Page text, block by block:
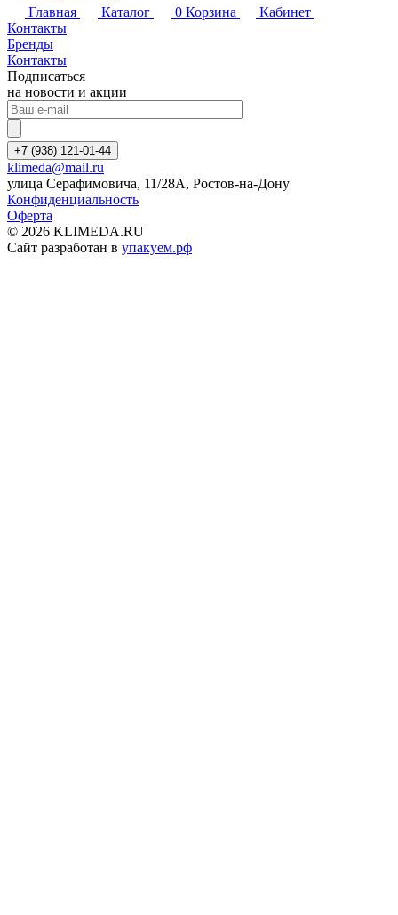
Главная
Каталог 0 Корзина
Кабинет
Контакты
Бренды
Контакты
Подписаться
на новости и акции
+7 (938) 121-01-44
klimeda@mail.ru
улица Серафимовича, 11/28А, Ростов-на-Дону
Конфиденциальность
Оферта
© 2026 KLIMEDA.RU
Сайт разработан в упакуем.рф